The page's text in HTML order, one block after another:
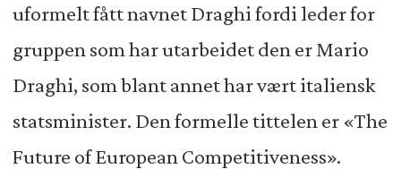
uformelt fått navnet Draghi fordi leder for
gruppen som har utarbeidet den er Mario
Draghi, som blant annet har vært italiensk
statsminister. Den formelle tittelen er «The
Future of European Competitiveness».